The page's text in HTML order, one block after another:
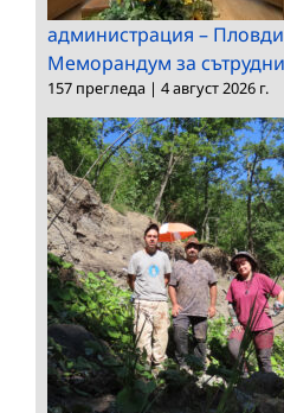
администрация –
Меморандум за
157 прегледа | 4 август 2026 г.